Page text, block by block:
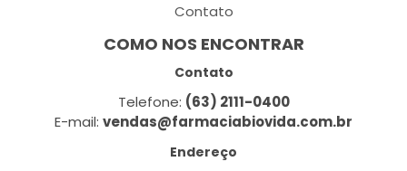
Contato
COMO NOS ENCONTRAR
Contato
Telefone: (63) 2111-0400
E-mail: vendas@farmaciabiovida.com.br
Endereço